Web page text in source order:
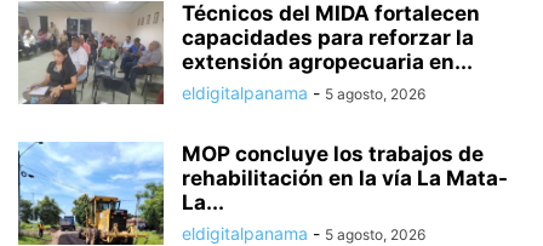
Técnicos del MIDA fortalecen
capacidades para reforzar la
extensión agropecuaria en...
eldigitalpanama - 5 agosto, 2026
MOP concluye los trabajos de
rehabilitación en la vía La Mata-
La...
eldigitalpanama - 5 agosto, 2026